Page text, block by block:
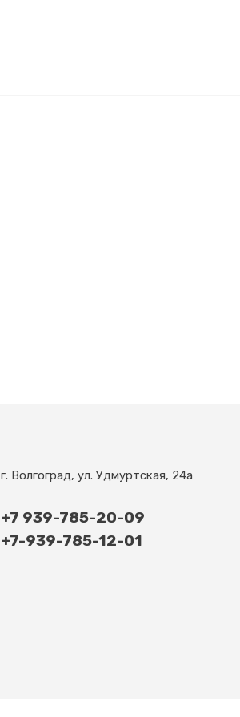
г. Волгоград, ул. Удмуртская, 24а
+7 939-785-20-09
+7-939-785-12-01